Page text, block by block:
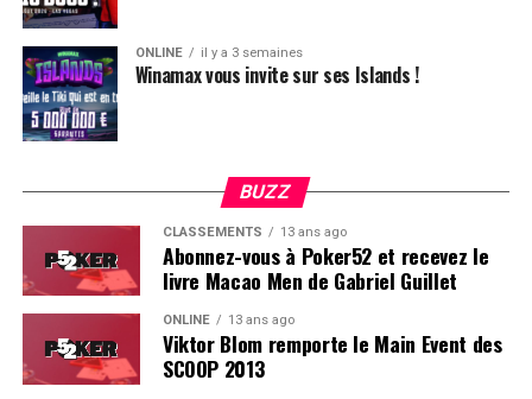
Hugues Mazerolle, vainqueur du Main Event
La victoire de Chotec clôture donc ce festival qui aura,
climat, tout était au top et très bien organisé. Le casino
d’événement.
On se reverra probablement l’année prochaine pour le
coverage d’une deuxième édition, du moins, on l’espère !
Résultats du Main Event :
ONLINE il y a 3 semaines
Winamax vous invite sur ses Islands !
BUZZ
CLASSEMENTS 13 ans ago
Abonnez-vous à Poker52 et recevez le
livre Macao Men de Gabriel Guillet
ONLINE 13 ans ago
Viktor Blom remporte le Main Event des
SCOOP 2013